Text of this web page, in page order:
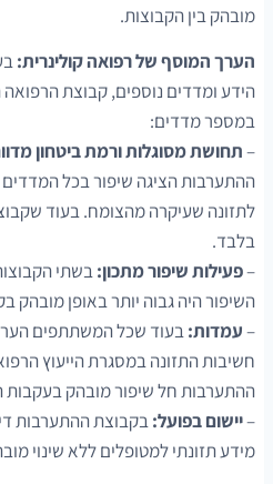
מובהק בין הקבוצות.
הערך המוסף של רפואה קולינרית:
הידע ומדדים נוספים, קבוצת הרפואה
במספר מדדים:
–תחושת מסוגלות ורמת ביטחון
ההתערבות הציגה שיפור בכל המדדים
לתזונה שעיקרה מהצומח. בעוד
בלבד.
–פעילות שיפור מתכון:בשתי
השיפור היה גבוה יותר באופן מובהק
–עמדות:בעוד שכל המשתתפים
חשיבות התזונה במסגרת הייעוץ
ההתערבות חל שיפור מובהק בעקבות
–יישום בפועל:בקבוצת ההתערבות
מידע תזונתי למטופלים ללא שינוי